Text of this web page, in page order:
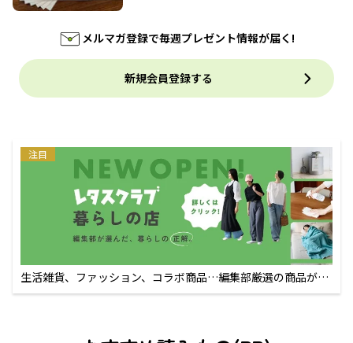
メルマガ登録で毎週プレゼント情報が届く!
新規会員登録する
注目
生活雑貨、ファッション、コラボ商品…編集部厳選の商品が買
えるECサイト